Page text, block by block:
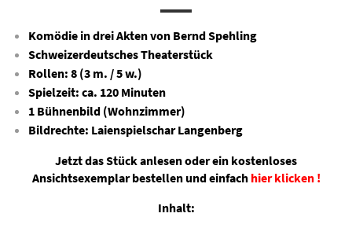
Komödie in drei Akten von Bernd Spehling
Schweizerdeutsches Theaterstück
Rollen: 8 (3 m. / 5 w.)
Spielzeit: ca. 120 Minuten
1 Bühnenbild (Wohnzimmer)
Bildrechte: Laienspielschar Langenberg
Jetzt das Stück anlesen oder ein kostenloses
Ansichtsexemplar bestellen und einfach hier klicken !
Inhalt: